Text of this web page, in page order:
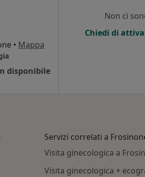
• Mappa
disponibile
Non ci
Chiedi di
Servizi correlati a
Visita ginecologica a
Visita ginecologica +